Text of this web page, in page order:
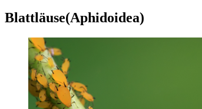
Blattläuse(Aphidoidea)